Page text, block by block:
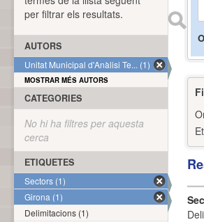
per filtrar els resultats.
AUTORS
Unitat Municipal d'Anàlisi Te... (1)
MOSTRAR MÉS AUTORS
CATEGORIES
No hi ha filtres per aquesta
cerca
ETIQUETES
Sectors (1)
Girona (1)
Delimitacions (1)